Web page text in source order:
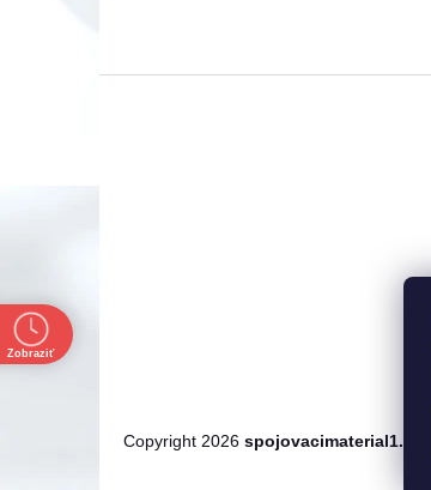
Copyright 2026 spojovacimaterial1.sk
Zobraziť